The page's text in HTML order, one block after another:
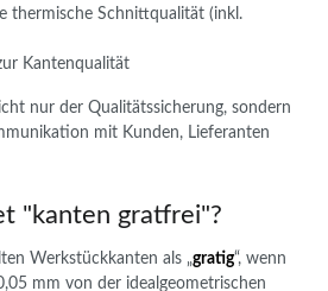
thermische Schnittqualität (inkl.
Kantenqualität
nur der Qualitätssicherung, sondern
mit Kunden, Lieferanten
"kanten gratfrei"?
Werkstückkanten als „gratig“, wenn
mm von der idealgeometrischen